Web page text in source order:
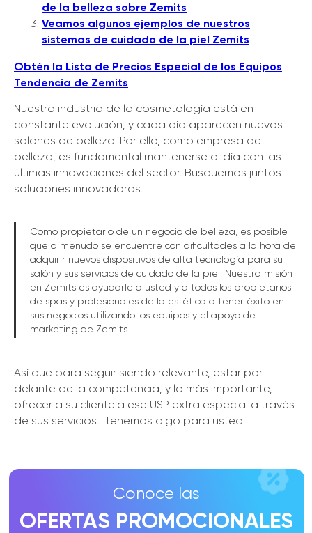
de la belleza sobre Zemits
Veamos algunos ejemplos de nuestros
sistemas de cuidado de la piel Zemits
Obtén la Lista de Precios Especial de los Equipos
Tendencia de Zemits
Nuestra industria de la cosmetología está en
constante evolución, y cada día aparecen nuevos
salones de belleza. Por ello, como empresa de
belleza, es fundamental mantenerse al día con las
últimas innovaciones del sector. Busquemos juntos
soluciones innovadoras.
Como propietario de un negocio de belleza, es posible
que a menudo se encuentre con dificultades a la hora de
adquirir nuevos dispositivos de alta tecnología para su
salón y sus servicios de cuidado de la piel. Nuestra misión
en Zemits es ayudarle a usted y a todos los propietarios
de spas y profesionales de la estética a tener éxito en
sus negocios utilizando los equipos y el apoyo de
marketing de Zemits.
Así que para seguir siendo relevante, estar por
delante de la competencia, y lo más importante,
ofrecer a su clientela ese USP extra especial a través
de sus servicios... tenemos algo para usted.
Conoce las